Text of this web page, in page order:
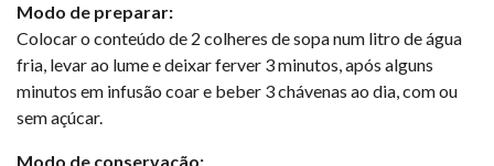
Modo de preparar:
Colocar o conteúdo de 2 colheres de sopa num litro de água
fria, levar ao lume e deixar ferver 3 minutos, após alguns
minutos em infusão coar e beber 3 chávenas ao dia, com ou
sem açúcar.
Modo de conservação: